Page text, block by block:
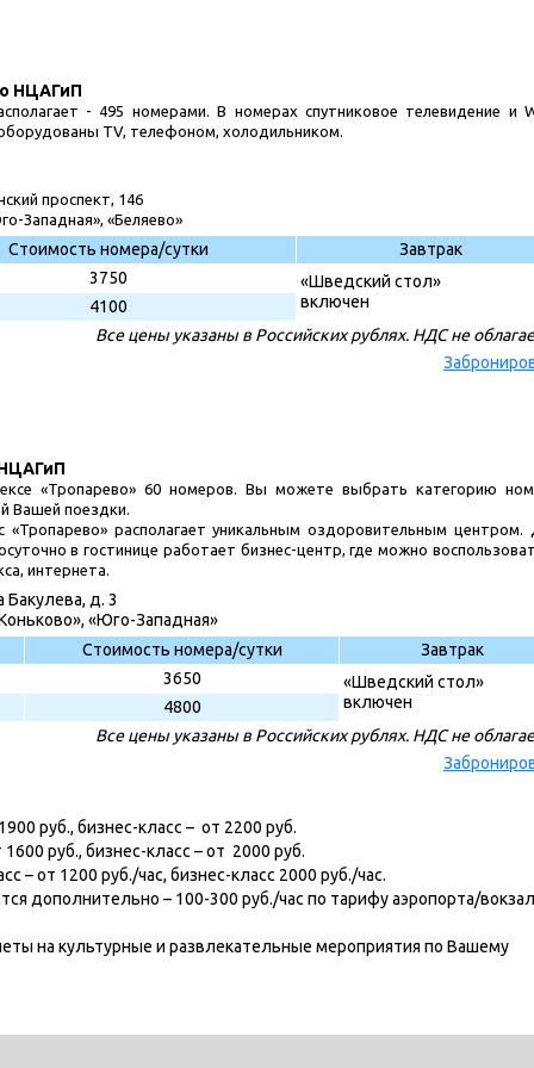
НЦАГиП
- 495 номерами. В номерах спутниковое телевидение и
TV, телефоном, холодильником.
проспект, 146
Западная», «Беляево»
Стоимость номера/сутки
Завтрак
3750
«Шведский стол»
включен
4100
Все цены указаны в Российских рублях. НДС не
«Тропарево» 60 номеров. Вы можете выбрать категорию
Вашей поездки.
«Тропарево» располагает уникальным оздоровительным центром.
в гостинице работает бизнес-центр, где можно
интернета.
Бакулева, д. 3
«Юго-Западная»
Стоимость номера/сутки
Завтрак
3650
«Шведский стол»
включен
4800
Все цены указаны в Российских рублях. НДС не
руб., бизнес-класс – от 2200 руб.
руб., бизнес-класс – от 2000 руб.
– от 1200 руб./час, бизнес-класс 2000 руб./час.
дополнительно – 100-300 руб./час по тарифу аэропорта/
на культурные и развлекательные мероприятия по Вашему